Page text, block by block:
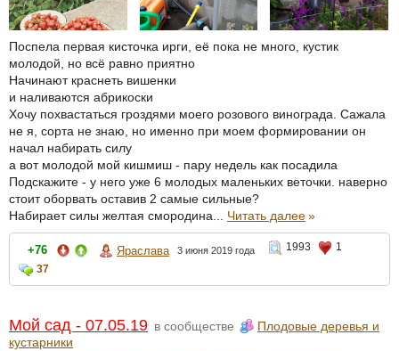
Поспела первая кисточка ирги, её пока не много, кустик
молодой, но всё равно приятно
Начинают краснеть вишенки
и наливаются абрикоски
Хочу похвастаться гроздями моего розового винограда. Сажала
не я, сорта не знаю, но именно при моем формировании он
начал набирать силу
а вот молодой мой кишмиш - пару недель как посадила
Подскажите - у него уже 6 молодых маленьких веточки. наверно
стоит оборвать оставив 2 самые сильные?
Набирает силы желтая смородина... Читать далее»
+76 Яраслава 3 июня 2019 года 1993
1
37
Мой сад - 07.05.19 в сообществе
Плодовые деревья и
кустарники